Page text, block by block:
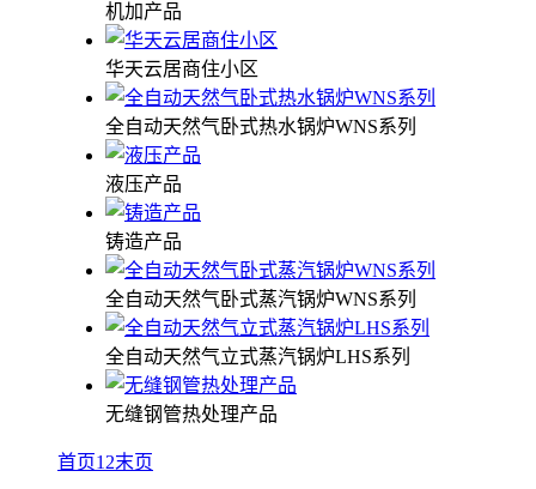
机加产品
华天云居商住小区
全自动天然气卧式热水锅炉WNS系列
液压产品
铸造产品
全自动天然气卧式蒸汽锅炉WNS系列
全自动天然气立式蒸汽锅炉LHS系列
无缝钢管热处理产品
首页1 2末页